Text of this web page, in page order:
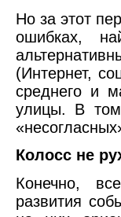
Но за этот
ошибках,
(Интернет,
среднего и
улицы. В том
Колосс не
Конечно,
развития